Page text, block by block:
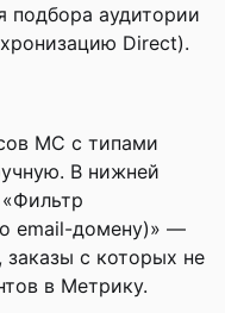
подбора аудитории
Direct).
МС с типами
В нижней
email-домену)» —
с которых не
в Метрику.